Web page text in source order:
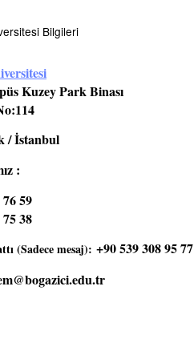
Bilgileri
Kuzey Park Binası
/ İstanbul
:
59
38
(Sadece mesaj): +90 539 308 95 77